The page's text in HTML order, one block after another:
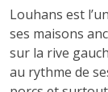
Louhans est
ses maisons
sur la rive
au rythme de